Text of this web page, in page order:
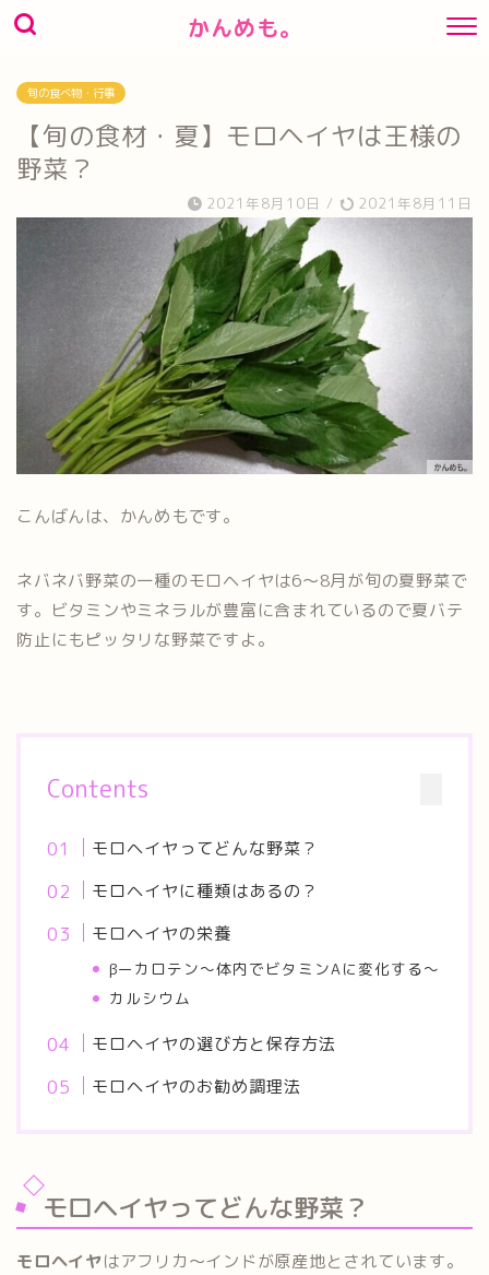
かんめも。
旬の食べ物・行事
【旬の食材・夏】モロヘイヤは王様の
野菜？
2021年8月10日 / 2021年8月11日
こんばんは、かんめもです。
ネバネバ野菜の一種のモロヘイヤは6～8月が旬の夏野菜で
す。ビタミンやミネラルが豊富に含まれているので夏バテ
防止にもピッタリな野菜ですよ。
Contents
モロヘイヤってどんな野菜？
モロヘイヤに種類はあるの？
モロヘイヤの栄養
βーカロテン～体内でビタミンAに変化する～
カルシウム
モロヘイヤの選び方と保存方法
モロヘイヤのお勧め調理法
モロヘイヤってどんな野菜？
モロヘイヤはアフリカ～インドが原産地とされています。